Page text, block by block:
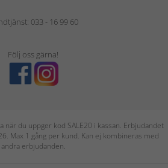
033 - 16 99 60
Följ oss gärna!
när du uppger kod SALE20 i kassan. Erbjudandet
Max 1 gång per kund. Kan ej kombineras med
andra erbjudanden.